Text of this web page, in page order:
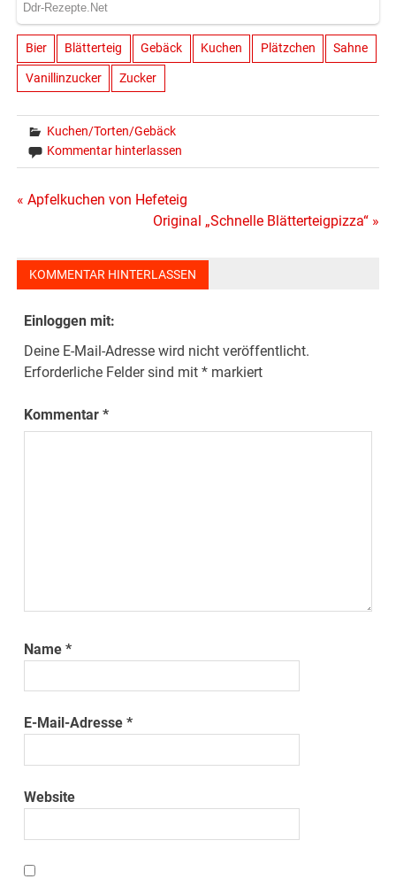
Bier Blätterteig Gebäck Kuchen Plätzchen Sahne
Vanillinzucker Zucker
Kuchen/Torten/Gebäck
Kommentar hinterlassen
Beitragsnavigation
« Apfelkuchen von Hefeteig
Original „Schnelle Blätterteigpizza“ »
KOMMENTAR HINTERLASSEN
Einloggen mit:
Deine E-Mail-Adresse wird nicht veröffentlicht.
Erforderliche Felder sind mit* markiert
Kommentar*
Name*
E-Mail-Adresse*
Website